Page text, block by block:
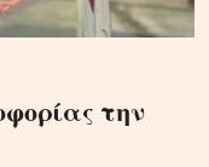
την